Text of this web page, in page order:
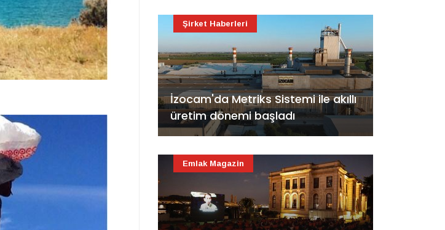
İzocam'da Metriks Sistemi ile akıllı
üretim dönemi başladı
Şirket Haberleri
Emlak Magazin